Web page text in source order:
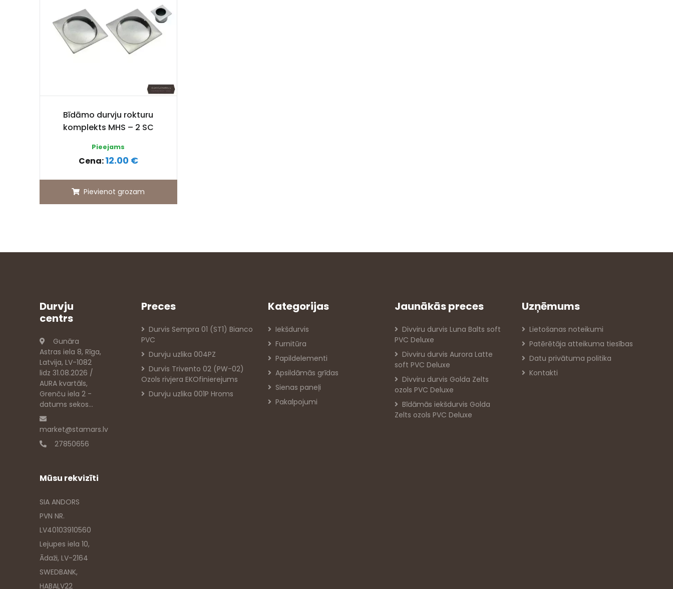
Bīdāmo durvju rokturu
komplekts MHS – 2 SC
Pieejams
Cena:12.00 €
Pievienot grozam
Durvju
centrs
Gunāra
Astras iela 8, Rīga,
Latvija, LV-1082
lidz 31.08.2026 /
AURA kvartāls,
Grenču iela 2 -
datums sekos...
market@stamars.lv
27850656
Mūsu rekvizīti
SIA ANDORS
PVN NR.
LV40103910560
Lejupes iela 10,
Ādaži, LV-2164
SWEDBANK,
HABALV22
Preces
Durvis Sempra 01 (ST1) Bianco
PVC
Durvju uzlika 004PZ
Durvis Trivento 02 (PW-02)
Ozols rivjera EKOfinierejums
Durvju uzlika 001P Hroms
Kategorijas
Iekšdurvis
Furnitūra
Papildelementi
Apsildāmās grīdas
Sienas paneļi
Pakalpojumi
Jaunākās preces
Divviru durvis Luna Balts soft
PVC Deluxe
Divviru durvis Aurora Latte
soft PVC Deluxe
Divviru durvis Golda Zelts
ozols PVC Deluxe
Bīdāmās iekšdurvis Golda
Zelts ozols PVC Deluxe
Uzņēmums
Lietošanas noteikumi
Patērētāja atteikuma tiesības
Datu privātuma politika
Kontakti